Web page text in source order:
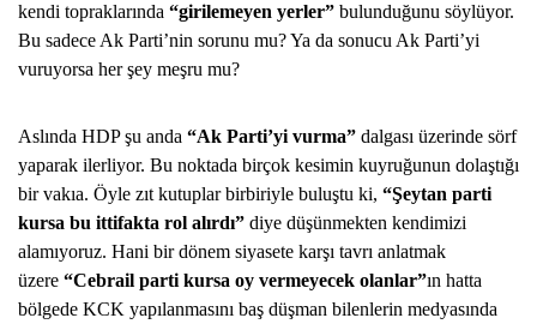
kendi topraklarında “girilemeyen yerler” bulunduğunu söylüyor.
Bu sadece Ak Parti’nin sorunu mu? Ya da sonucu Ak Parti’yi
vuruyorsa her şey meşru mu?
Aslında HDP şu anda “Ak Parti’yi vurma” dalgası üzerinde sörf
yaparak ilerliyor. Bu noktada birçok kesimin kuyruğunun dolaştığı
bir vakıa. Öyle zıt kutuplar birbiriyle buluştu ki, “Şeytan parti
kursa bu ittifakta rol alırdı” diye düşünmekten kendimizi
alamıyoruz. Hani bir dönem siyasete karşı tavrı anlatmak
üzere “Cebrail parti kursa oy vermeyecek olanlar”ın hatta
bölgede KCK yapılanmasını baş düşman bilenlerin medyasında